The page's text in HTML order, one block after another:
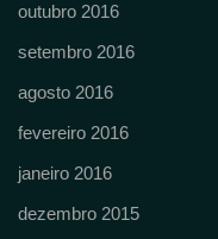
outubro 2016
setembro 2016
agosto 2016
fevereiro 2016
janeiro 2016
dezembro 2015